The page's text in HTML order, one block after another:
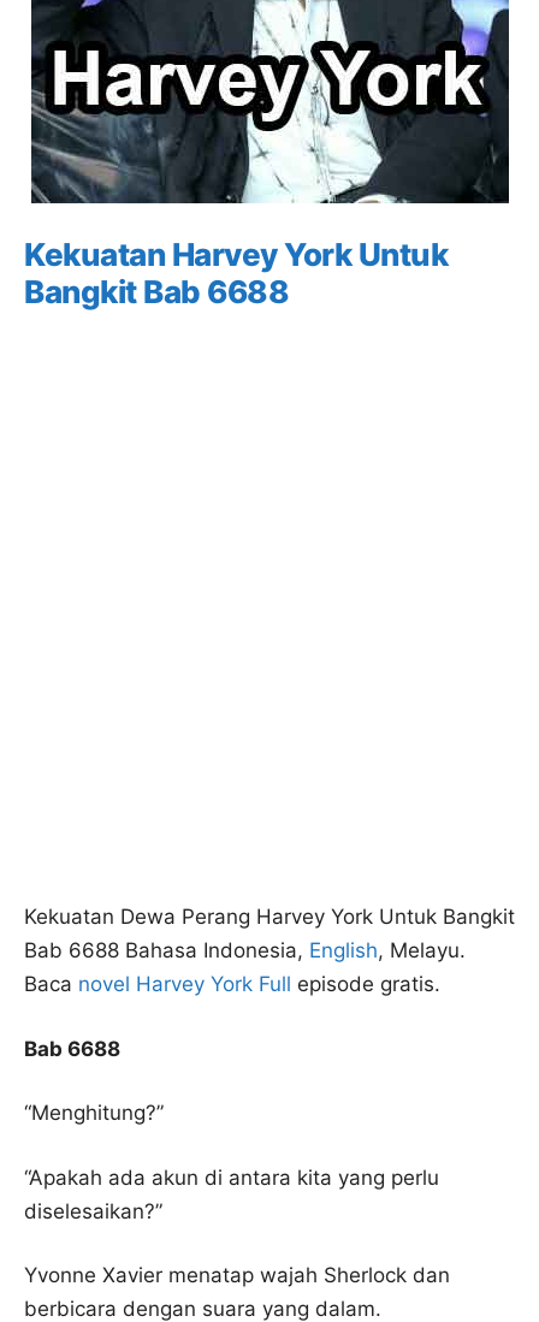
Kekuatan Harvey York Untuk
Bangkit Bab 6688
Kekuatan Dewa Perang Harvey York Untuk Bangkit
Bab 6688 Bahasa Indonesia, English, Melayu.
Baca novel Harvey York Full episode gratis.
Bab 6688
“Menghitung?”
“Apakah ada akun di antara kita yang perlu
diselesaikan?”
Yvonne Xavier menatap wajah Sherlock dan
berbicara dengan suara yang dalam.